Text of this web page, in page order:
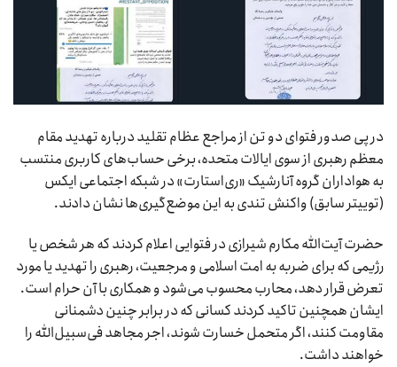
در پی صدور فتوای دو تن از مراجع عظام تقلید درباره تهدید مقام
معظم رهبری از سوی ایالات متحده، برخی حساب‌های کاربری منتسب
به هواداران گروه آنارشیک «ری‌استارت» در شبکه اجتماعی ایکس
(توییتر سابق) واکنش تندی به این موضع‌گیری‌ها نشان دادند.
حضرت آیت‌الله مکارم شیرازی در فتوایی اعلام کردند که هر شخص یا
رژیمی که برای ضربه به امت اسلامی و مرجعیت، رهبری را تهدید یا مورد
تعرض قرار دهد، محارب محسوب می‌شود و همکاری با آن حرام است.
ایشان همچنین تاکید کردند کسانی که در برابر چنین دشمنانی
مقاومت کنند، اگر متحمل خسارت شوند، اجر مجاهد فی‌سبیل‌الله را
خواهند داشت.